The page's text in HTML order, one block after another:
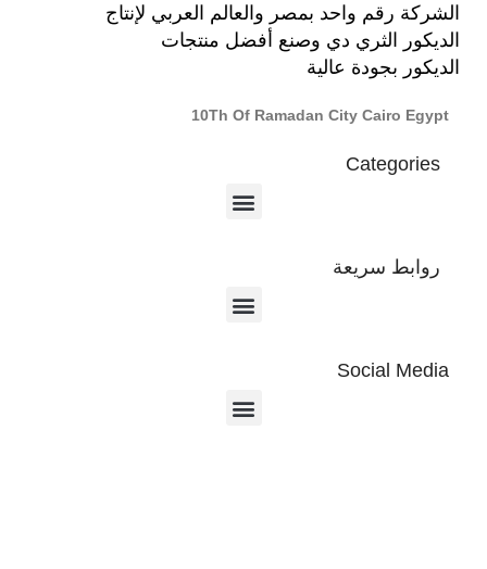
الشركة رقم واحد بمصر والعالم العربي لإنتاج
الديكور الثري دي وصنع أفضل منتجات
الديكور بجودة عالية
10Th Of Ramadan City Cairo Egypt
Categories
روابط سريعة
Social Media